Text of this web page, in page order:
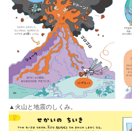
▲火山と地震のしくみ。